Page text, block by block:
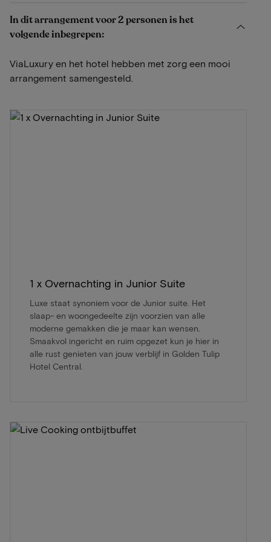
In dit arrangement voor 2 personen is het
volgende inbegrepen:
ViaLuxury en het hotel hebben met zorg een mooi
arrangement samengesteld.
1 x Overnachting in Junior Suite
Luxe staat synoniem voor de Junior suite. Het
slaap- en woongedeelte zijn voorzien van alle
moderne gemakken die je maar kan wensen.
Smaakvol ingericht en ruim opgezet kun je hier in
alle rust genieten van jouw verblijf in Golden Tulip
Hotel Central.